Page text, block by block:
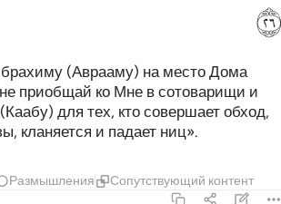
ﱶ
(Аврааму) на место Дома
приобщай ко Мне в сотоварищи и
для тех, кто совершает обход,
кланяется и падает ниц».
Размышления Сопутствующий контент